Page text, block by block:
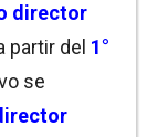
director
partir del 1°
se